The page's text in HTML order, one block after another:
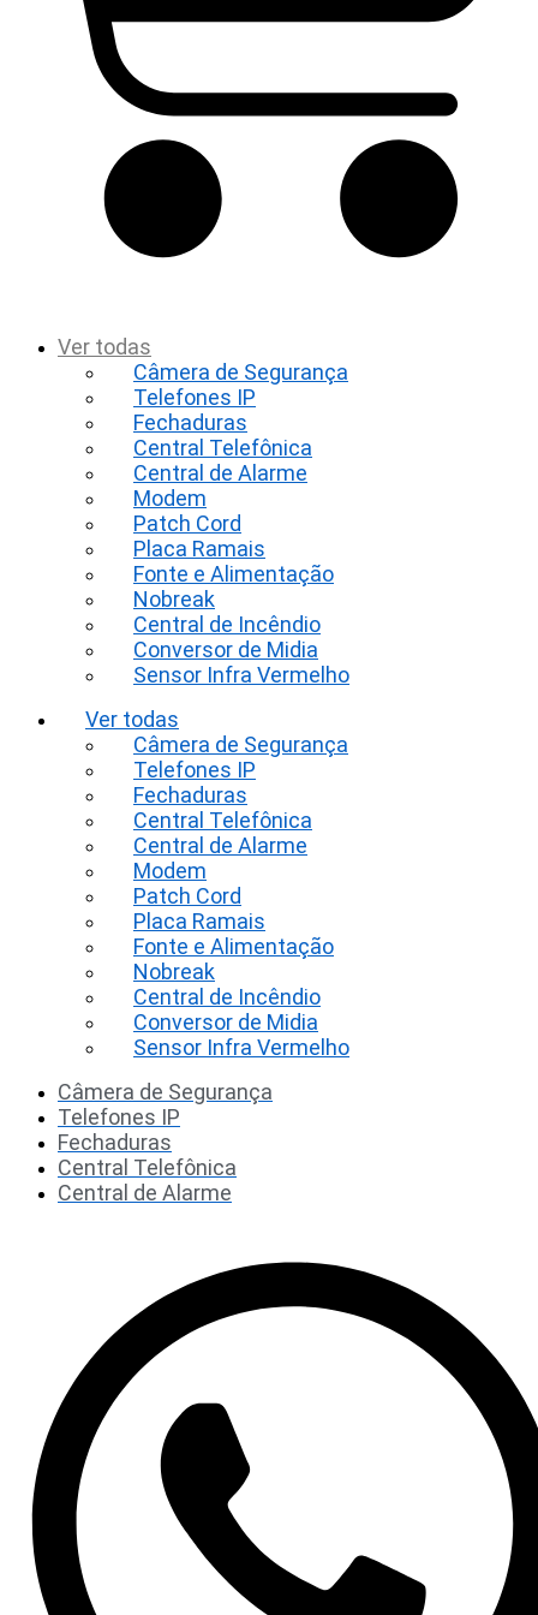
Ver todas
Câmera de Segurança
Telefones IP
Fechaduras
Central Telefônica
Central de Alarme
Modem
Patch Cord
Placa Ramais
Fonte e Alimentação
Nobreak
Central de Incêndio
Conversor de Midia
Sensor Infra Vermelho
Ver todas
Câmera de Segurança
Telefones IP
Fechaduras
Central Telefônica
Central de Alarme
Modem
Patch Cord
Placa Ramais
Fonte e Alimentação
Nobreak
Central de Incêndio
Conversor de Midia
Sensor Infra Vermelho
Câmera de Segurança
Telefones IP
Fechaduras
Central Telefônica
Central de Alarme